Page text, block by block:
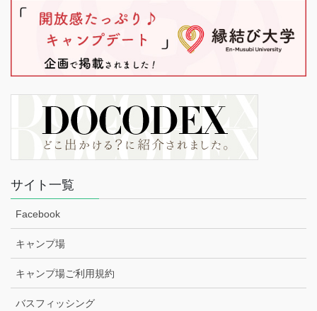
サイト一覧
Facebook
キャンプ場
キャンプ場ご利用規約
バスフィッシング